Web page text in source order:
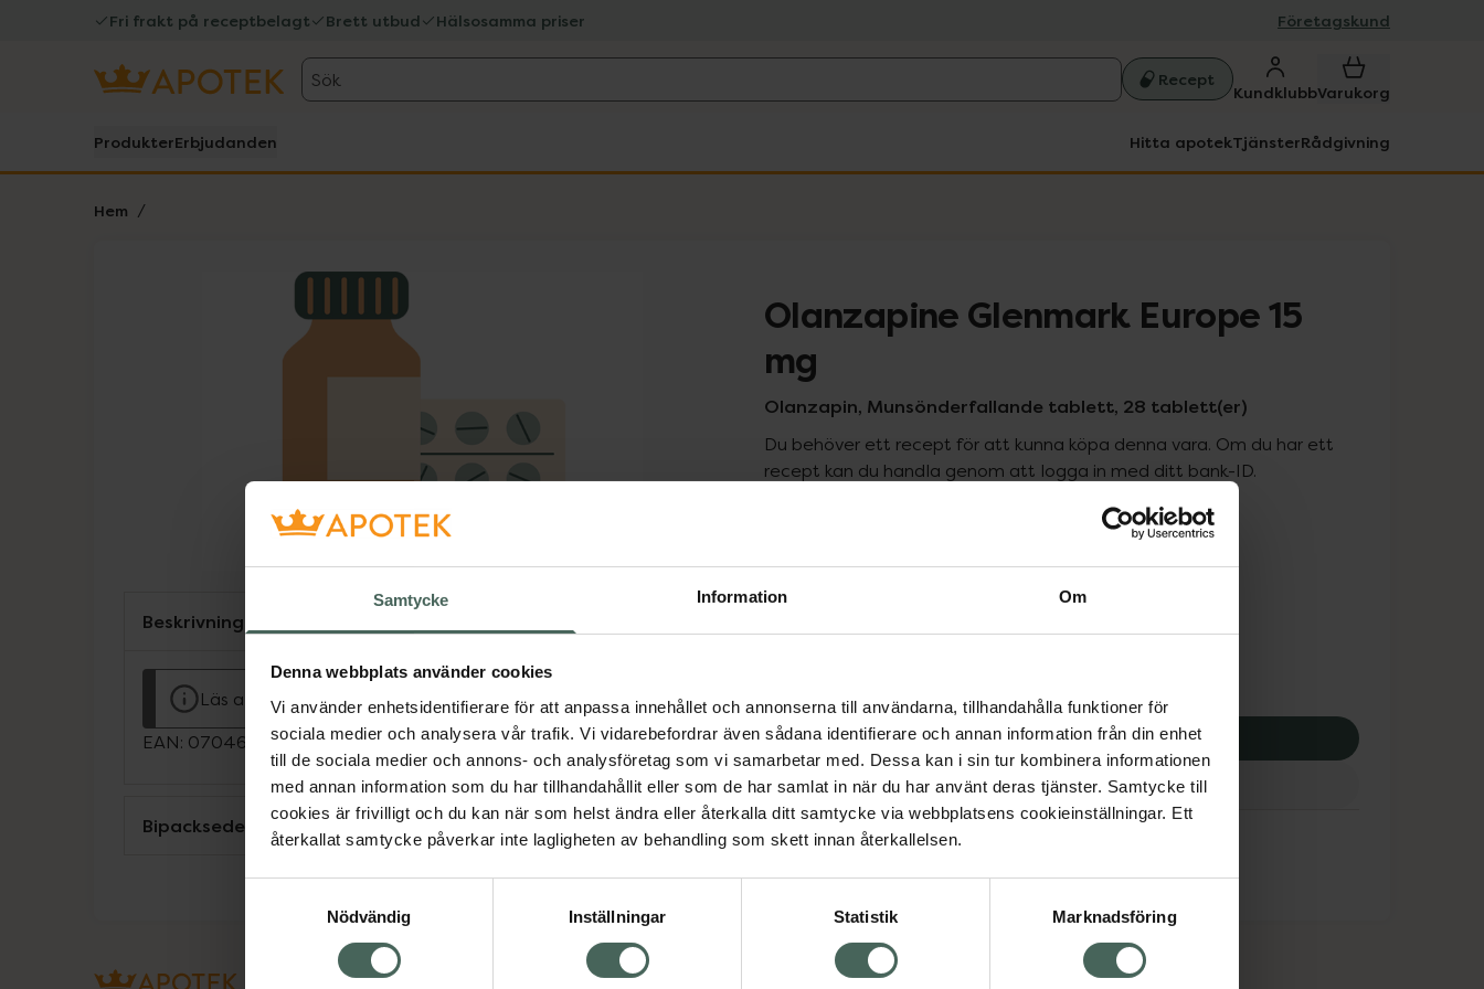
Samtycke Information Om
Denna webbplats använder cookies
Vi använder enhetsidentifierare för att anpassa innehållet och annonserna till användarna, tillhandahålla funktioner för
sociala medier och analysera vår trafik. Vi vidarebefordrar även sådana identifierare och annan information från din enhet
till de sociala medier och annons- och analysföretag som vi samarbetar med. Dessa kan i sin tur kombinera informationen
med annan information som du har tillhandahållit eller som de har samlat in när du har använt deras tjänster. Samtycke till
cookies är frivilligt och du kan när som helst ändra eller återkalla ditt samtycke via webbplatsens cookieinställningar. Ett
återkallat samtycke påverkar inte lagligheten av behandling som skett innan återkallelsen.
Nödvändig
Inställningar Statistik Marknadsföring
Fri frakt på receptbelagt Brett utbud Hälsosamma priser Företagskund
Sök Recept
KundklubbVarukorg
ProdukterErbjudanden Hitta apotekTjänsterRådgivning
Hem
Lista: . Innehåller 1 objekt.
Olanzapine Glenmark Europe 15
mg
Olanzapin, Munsönderfallande tablett, 28 tablett(er)
Du behöver ett recept för att kunna köpa denna vara. Om du har ett
recept kan du handla genom att logga in med ditt bank-ID.
Pris med recept
Högkostnadsskyddet gäller
113,81 kr
Köp via ditt recept
Aktuella erbjudanden
Beskrivning
Läs alltid bipacksedeln innan användning.
EAN: 07046261641425
Bipacksedel från FASS Visa
Om recept och läkemedel